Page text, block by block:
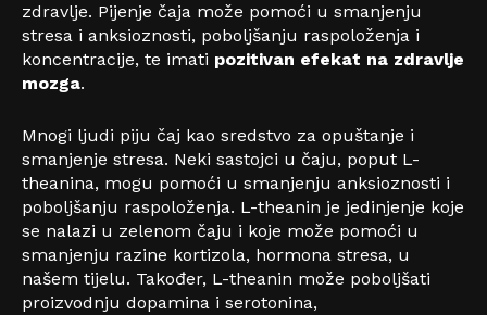
zdravlje. Pijenje čaja može pomoći u smanjenju
stresa i anksioznosti, poboljšanju raspoloženja i
koncentracije, te imati pozitivan efekat na zdravlje
mozga.
Mnogi ljudi piju čaj kao sredstvo za opuštanje i
smanjenje stresa. Neki sastojci u čaju, poput L-
theanina, mogu pomoći u smanjenju anksioznosti i
poboljšanju raspoloženja. L-theanin je jedinjenje koje
se nalazi u zelenom čaju i koje može pomoći u
smanjenju razine kortizola, hormona stresa, u
našem tijelu. Također, L-theanin može poboljšati
proizvodnju dopamina i serotonina,